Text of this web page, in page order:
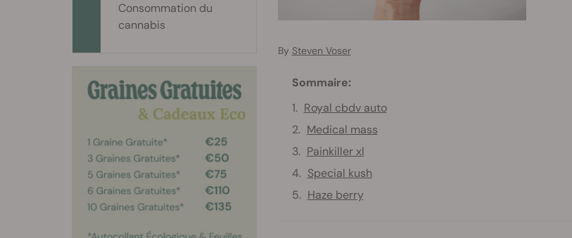
By Steven Voser
Sommaire:
Royal cbdv auto
Medical mass
Painkiller xl
Special kush
Haze berry
Consommation du
cannabis